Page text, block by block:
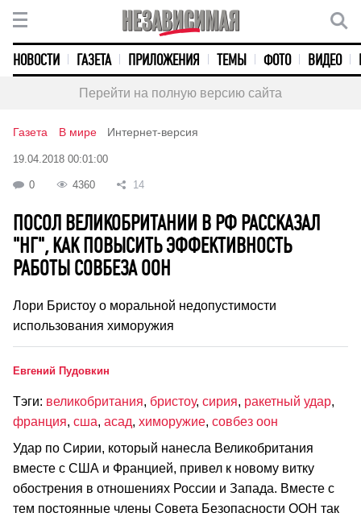
НОВОСТИ ГАЗЕТА ПРИЛОЖЕНИЯ ТЕМЫ ФОТО ВИДЕО
Перейти на полную версию сайта
Газета В мире Интернет-версия
19.04.2018 00:01:00
0 4360 14
ПОСОЛ ВЕЛИКОБРИТАНИИ В РФ РАССКАЗАЛ
"НГ", КАК ПОВЫСИТЬ ЭФФЕКТИВНОСТЬ
РАБОТЫ СОВБЕЗА ООН
Лори Бристоу о моральной недопустимости
использования химоружия
Евгений Пудовкин
Тэги: великобритания, бристоу, сирия, ракетный удар,
франция, сша, асад, химоружие, совбез оон
Удар по Сирии, который нанесла Великобритания
вместе с США и Францией, привел к новому витку
обострения в отношениях России и Запада. Вместе с
тем постоянные члены Совета Безопасности ООН так